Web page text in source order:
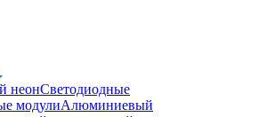
неонСветодиодные
модулиАлюминиевый